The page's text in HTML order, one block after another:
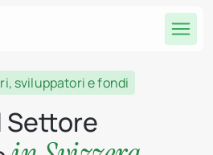
sviluppatori e fondi
Settore